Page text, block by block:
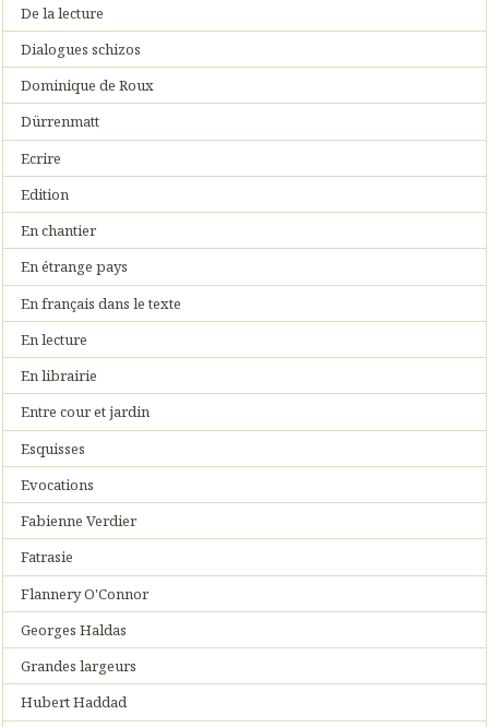
De la lecture
Dialogues schizos
Dominique de Roux
Dürrenmatt
Ecrire
Edition
En chantier
En étrange pays
En français dans le texte
En lecture
En librairie
Entre cour et jardin
Esquisses
Evocations
Fabienne Verdier
Fatrasie
Flannery O'Connor
Georges Haldas
Grandes largeurs
Hubert Haddad